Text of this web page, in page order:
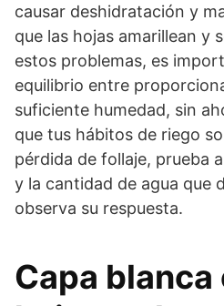
causar deshidratación y
que las hojas amarillean y
estos problemas, es
equilibrio entre
suficiente humedad, sin
que tus hábitos de riego
pérdida de follaje, prueba
y la cantidad de agua que
observa su respuesta.
Capa blanca